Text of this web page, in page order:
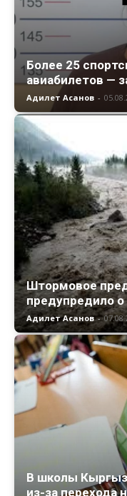
Более 25
авиабилетов —
Адилет Асанов -
Штормовое
предупредило
Адилет Асанов -
В школы
из-за перехода